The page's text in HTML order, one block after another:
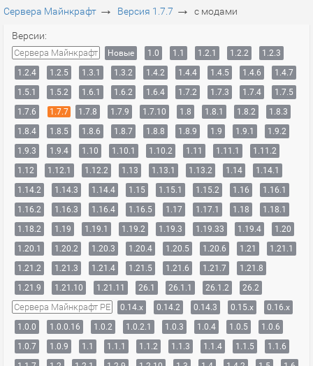
Сервера Майнкрафт → Версия 1.7.7 → с модами
Версии:
Сервера Майнкрафт Новые 1.0 1.1 1.2.1 1.2.2
1.2.3
1.2.4
1.2.5 1.3.1 1.3.2 1.4.2 1.4.4 1.4.5 1.4.6
1.4.7
1.5.1
1.5.2 1.6.1 1.6.2 1.6.4 1.7.2 1.7.3 1.7.4
1.7.5
1.7.6
1.7.7 1.7.8 1.7.9 1.7.10 1.8 1.8.1 1.8.2
1.8.3
1.8.4
1.8.5 1.8.6 1.8.7 1.8.8 1.8.9 1.9 1.9.1
1.9.2
1.9.3
1.9.4 1.10 1.10.1 1.10.2 1.11 1.11.1
1.11.2
1.12
1.12.1 1.12.2 1.13 1.13.1 1.13.2 1.14
1.14.1
1.14.2
1.14.3 1.14.4 1.15 1.15.1 1.15.2 1.16
1.16.1
1.16.2
1.16.3 1.16.4 1.16.5 1.17 1.17.1 1.18
1.18.1
1.18.2
1.19 1.19.1 1.19.2 1.19.3 1.19.33 1.19.4
1.20
1.20.1
1.20.2 1.20.3 1.20.4 1.20.5 1.20.6 1.21
1.21.1
1.21.2
1.21.3 1.21.4 1.21.5 1.21.6 1.21.7
1.21.8
1.21.9
1.21.10 1.21.11 26.1 26.1.1 26.1.2 26.2
Сервера Майнкрафт PE 0.14.x 0.14.2 0.14.3 0.15.x
0.16.x
1.0.0
1.0.0.16 1.0.2 1.0.2.1 1.0.3 1.0.4 1.0.5
1.0.6
1.0.7
1.0.9 1.1 1.1.1 1.1.2 1.1.3 1.1.4 1.1.5
1.1.6